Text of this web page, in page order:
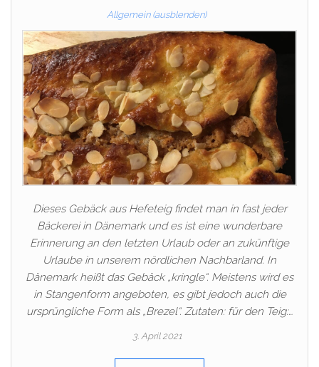
Allgemein (ausblenden)
Dieses Gebäck aus Hefeteig findet man in fast jeder
Bäckerei in Dänemark und es ist eine wunderbare
Erinnerung an den letzten Urlaub oder an zukünftige
Urlaube in unserem nördlichen Nachbarland. In
Dänemark heißt das Gebäck „kringle“. Meistens wird es
in Stangenform angeboten, es gibt jedoch auch die
ursprüngliche Form als „Brezel“. Zutaten: für den Teig:…
3. April 2021